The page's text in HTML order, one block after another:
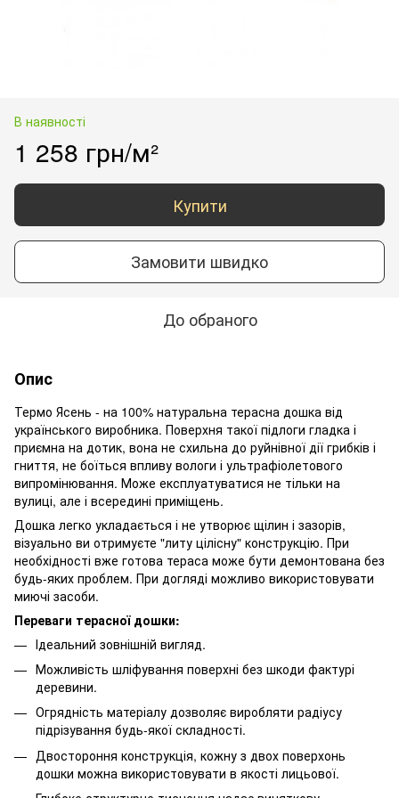
В наявності
1 258 грн/м²
Купити
Замовити швидко
До обраного
Опис
Термо Ясень - на 100% натуральна терасна дошка від
українського виробника. Поверхня такої підлоги гладка і
приємна на дотик, вона не схильна до руйнівної дії грибків і
гниття, не боїться впливу вологи і ультрафіолетового
випромінювання. Може експлуатуватися не тільки на
вулиці, але і всередині приміщень.
Дошка легко укладається і не утворює щілин і зазорів,
візуально ви отримуєте "литу цілісну" конструкцію. При
необхідності вже готова тераса може бути демонтована без
будь-яких проблем. При догляді можливо використовувати
миючі засоби.
Переваги терасної дошки:
Ідеальний зовнішній вигляд.
Можливість шліфування поверхні без шкоди фактурі
деревини.
Огрядність матеріалу дозволяє виробляти радіусу
підрізування будь-якої складності.
Двостороння конструкція, кожну з двох поверхонь
дошки можна використовувати в якості лицьової.